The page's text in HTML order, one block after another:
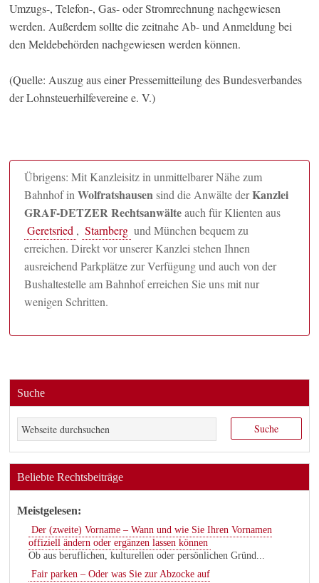
Umzugs-, Telefon-, Gas- oder Stromrechnung nachgewiesen
werden. Außerdem sollte die zeitnahe Ab- und Anmeldung bei
den Meldebehörden nachgewiesen werden können.
(Quelle: Auszug aus einer Pressemitteilung des Bundesverbandes
der Lohnsteuerhilfevereine e. V.)
Übrigens: Mit Kanzleisitz in unmittelbarer Nähe zum
Bahnhof inWolfratshausensind die Anwälte derKanzlei
GRAF-DETZER Rechtsanwälteauch für Klienten aus
Geretsried , Starnberg und München bequem zu
erreichen. Direkt vor unserer Kanzlei stehen Ihnen
ausreichend Parkplätze zur Verfügung und auch von der
Bushaltestelle am Bahnhof erreichen Sie uns mit nur
wenigen Schritten.
Suche
Beliebte Rechtsbeiträge
Meistgelesen:
Der (zweite) Vorname – Wann und wie Sie Ihren Vornamen
offiziell ändern oder ergänzen lassen können
Ob aus beruflichen, kulturellen oder persönlichen Gründ...
Fair parken – Oder was Sie zur Abzocke auf